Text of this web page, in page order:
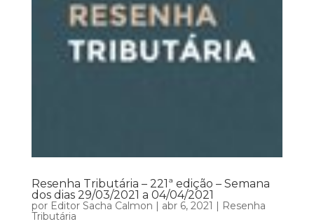
Resenha Tributária – 221ª edição – Semana
dos dias 29/03/2021 a 04/04/2021
por Editor Sacha Calmon abr 6, 2021
Resenha
Tributária